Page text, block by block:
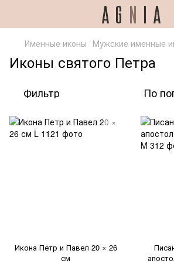
Именные иконы Мужские именные
Иконы святого Петра
Фильтр По
Икона Петр и Павел 20 × 26
см